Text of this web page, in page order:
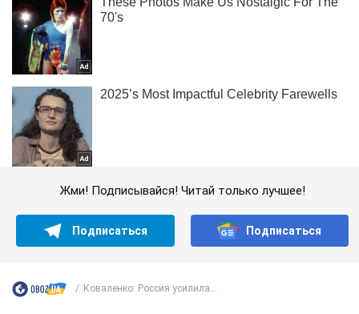
Жми! Подписывайся! Читай только лучшее!
Подписаться Подписаться
Коваленко: Россия усилила...